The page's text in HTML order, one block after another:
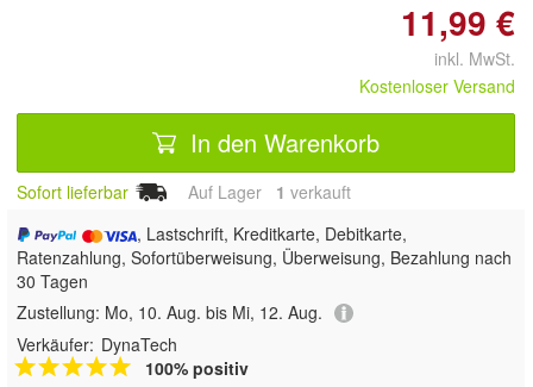
11,99 €
inkl. MwSt.
Kostenloser Versand
In den Warenkorb
Sofort lieferbar Auf Lager 1 verkauft
, Lastschrift, Kreditkarte, Debitkarte,
Ratenzahlung, Sofortüberweisung, Überweisung, Bezahlung nach
30 Tagen
Zustellung: Mo, 10. Aug. bis Mi, 12. Aug.
Verkäufer: DynaTech
100% positiv